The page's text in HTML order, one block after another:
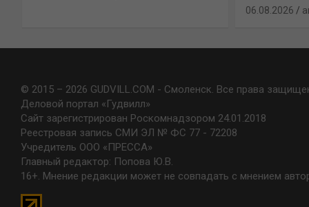
06.08.2026
© 2015 – 2026 GUDVILL.COM - Смоленск. Все права
Деловой портал «Гудвилл»
Сайт зарегистрирован Роскомнадзором 24.01.2018
Реестровая запись СМИ ЭЛ № ФС 77 - 72208
Учредитель ООО «ПРЕССА»
Главный редактор: Попова Ю.В.
16+. Мнение редакции может не совпадать с мнением